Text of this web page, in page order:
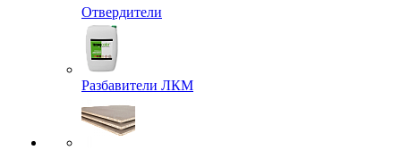
Отвердители
Разбавители ЛКМ